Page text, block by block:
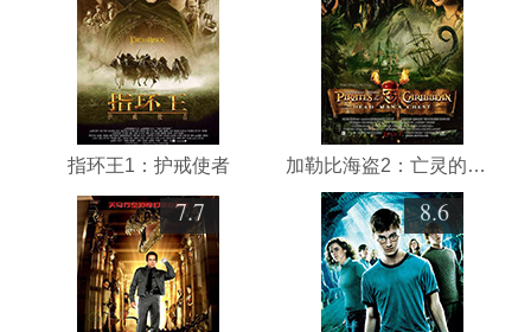
指环王1：护戒使者 加勒比海盗2：亡灵的宝藏
7.7 8.6